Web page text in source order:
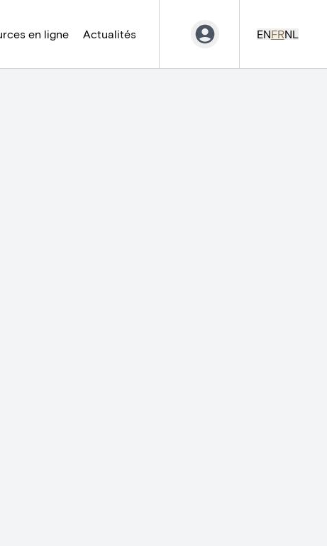
en ligne Actualités ENFRNL